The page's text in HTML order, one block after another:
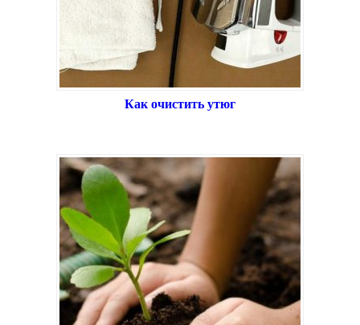
Как очистить утюг